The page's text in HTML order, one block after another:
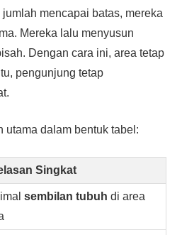
mencapai batas, mereka
Mereka lalu menyusun
Dengan cara ini, area tetap
pengunjung tetap
utama dalam bentuk tabel:
Singkat
sembilan tubuh di area